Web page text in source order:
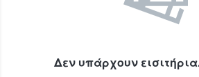
Δεν υπάρχουν